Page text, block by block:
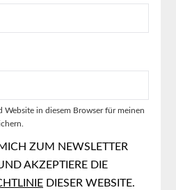
Website in diesem Browser für meinen
ZUM NEWSLETTER
AKZEPTIERE DIE
DIESER WEBSITE.